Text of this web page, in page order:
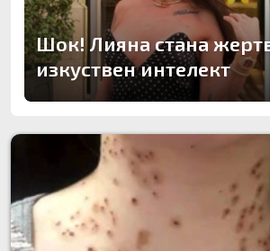
Шок! Лияна стана
изкуствен интелект